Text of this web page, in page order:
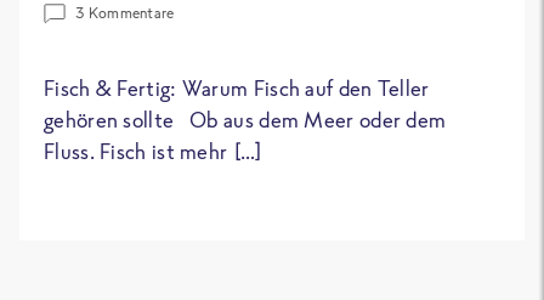
3 Kommentare
Fisch & Fertig: Warum Fisch auf den Teller
gehören sollte Ob aus dem Meer oder dem
Fluss. Fisch ist mehr […]